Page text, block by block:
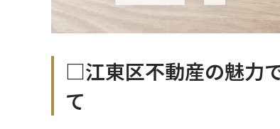
□江東区不動産の魅力
て